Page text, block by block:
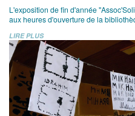
L'exposition de fin d'année
aux heures d'ouverture de la
LIRE PLUS